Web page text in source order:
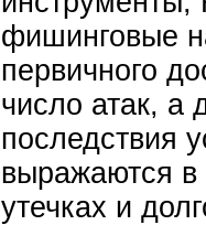
фишинговые
первичного
число атак, а
последствия
выражаются в
утечках и